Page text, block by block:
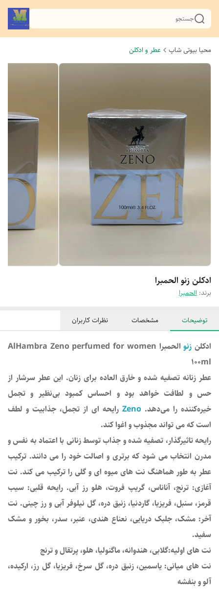
جستجو
محیا بیوتی شاپ عطر و ادکلن
ادکلن زنو الحمبرا
برند: الحمبرا
توضیحات مشخصات نظرات کاربران
ادکلن زنو
الحمبرا AlHambra Zeno perfumed for women
100ml
عطر زنانه تصفیه شده و خارق العاده برای زنان. این عطر سرشار از
حس و لطافت خواهد بود و احساس کمبود بی‌نظیر و تجمل
خیره‌کننده را می‌دهد. Zeno رایحه ای از تجمل، جذابیت و لطف
است که می تواند مجذوب و اغوا کند.
رایحه تاثیرگذار، تصفیه شده و جذاب توسط زنانی با اعتماد به نفس و
مدرن انتخاب می شود که برتری و اصالت خود را می دانند. ترکیب
عطر به طور هماهنگ نت های میوه ای و گلی را ترکیب می کند. نت
آغازی: ترنج، آناناس، گریپ فروت، هلو رز آبی. رایحه قلبی: سیب
قرمز، سنبل، فریزیا، گاردنیا، زنبق دره، گل نیلوفر آبی و رز چینی. نت
آخر: مشک، جلبک دریایی، نعناع هندی، عنبر، سدر، بخور و مشک
سفید.
نت های اولیه:گلابی، هندوانه، ماگنولیا، هلو، پرتقال و ترنج
نت های میانی: یاسمین، زنبق دره، گل سرخ، فریزیا، گل رز، ارکیده،
آلو و بنفشه